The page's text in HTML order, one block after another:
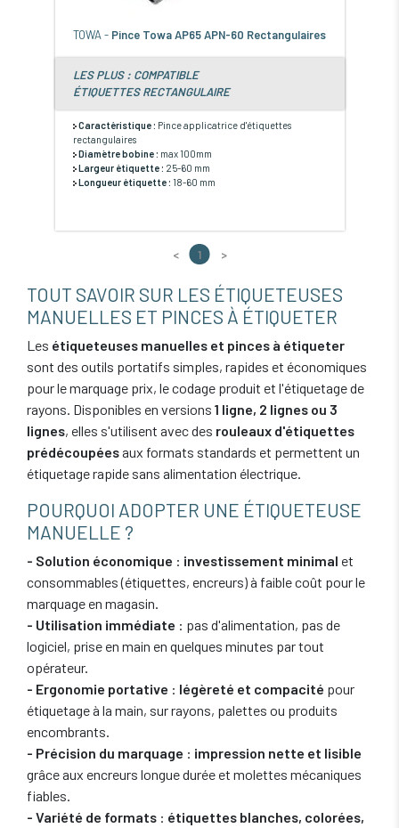
TOWA - Pince Towa AP65 APN-60 Rectangulaires
LES PLUS : COMPATIBLE
ÉTIQUETTES RECTANGULAIRE
Caractéristique : Pince applicatrice d'étiquettes
rectangulaires
Diamètre bobine : max 100mm
Largeur étiquette : 25-60 mm
Longueur étiquette : 18-60 mm
< 1 >
TOUT SAVOIR SUR LES ÉTIQUETEUSES
MANUELLES ET PINCES À ÉTIQUETER
Les étiqueteuses manuelles et pinces à étiqueter
sont des outils portatifs simples, rapides et économiques
pour le marquage prix, le codage produit et l'étiquetage de
rayons. Disponibles en versions 1 ligne, 2 lignes ou 3
lignes, elles s'utilisent avec des rouleaux d'étiquettes
prédécoupéesaux formats standards et permettent un
étiquetage rapide sans alimentation électrique.
POURQUOI ADOPTER UNE ÉTIQUETEUSE
MANUELLE ?
- Solution économique : investissement minimal et
consommables (étiquettes, encreurs) à faible coût pour le
marquage en magasin.
- Utilisation immédiate : pas d'alimentation, pas de
logiciel, prise en main en quelques minutes par tout
opérateur.
- Ergonomie portative : légèreté et compacité pour
étiquetage à la main, sur rayons, palettes ou produits
encombrants.
- Précision du marquage : impression nette et lisible
grâce aux encreurs longue durée et molettes mécaniques
fiables.
- Variété de formats : étiquettes blanches, colorées,